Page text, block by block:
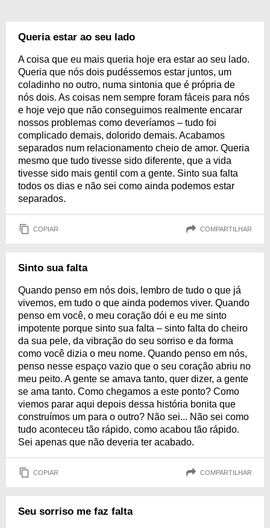
Queria estar ao seu lado
A coisa que eu mais queria hoje era estar ao seu lado.
Queria que nós dois pudéssemos estar juntos, um
coladinho no outro, numa sintonia que é própria de
nós dois. As coisas nem sempre foram fáceis para nós
e hoje vejo que não conseguimos realmente encarar
nossos problemas como deveríamos – tudo foi
complicado demais, dolorido demais. Acabamos
separados num relacionamento cheio de amor. Queria
mesmo que tudo tivesse sido diferente, que a vida
tivesse sido mais gentil com a gente. Sinto sua falta
todos os dias e não sei como ainda podemos estar
separados.
COPIAR COMPARTILHAR
Sinto sua falta
Quando penso em nós dois, lembro de tudo o que já
vivemos, em tudo o que ainda podemos viver. Quando
penso em você, o meu coração dói e eu me sinto
impotente porque sinto sua falta – sinto falta do cheiro
da sua pele, da vibração do seu sorriso e da forma
como você dizia o meu nome. Quando penso em nós,
penso nesse espaço vazio que o seu coração abriu no
meu peito. A gente se amava tanto, quer dizer, a gente
se ama tanto. Como chegamos a este ponto? Como
viemos parar aqui depois dessa história bonita que
construímos um para o outro? Não sei... Não sei como
tudo aconteceu tão rápido, como acabou tão rápido.
Sei apenas que não deveria ter acabado.
COPIAR COMPARTILHAR
Seu sorriso me faz falta